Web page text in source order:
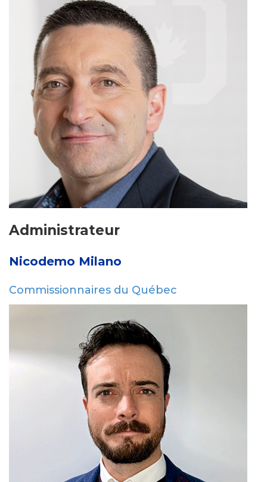
Administrateur
Nicodemo Milano
Commissionnaires du Québec